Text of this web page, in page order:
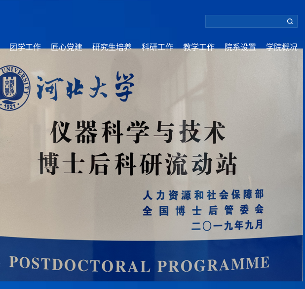
学院概况
院系设置
教学工作
科研工作
研究生培养
匠心党建
团学工作